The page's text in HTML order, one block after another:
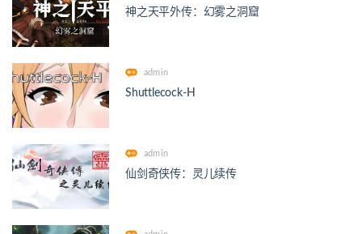
神之天平外传：幻雾之洞窟
admin
Shuttlecock-H
admin
仙剑奇侠传：灵儿续传